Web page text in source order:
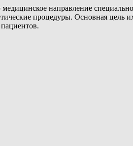
направление
процедуры. Основная